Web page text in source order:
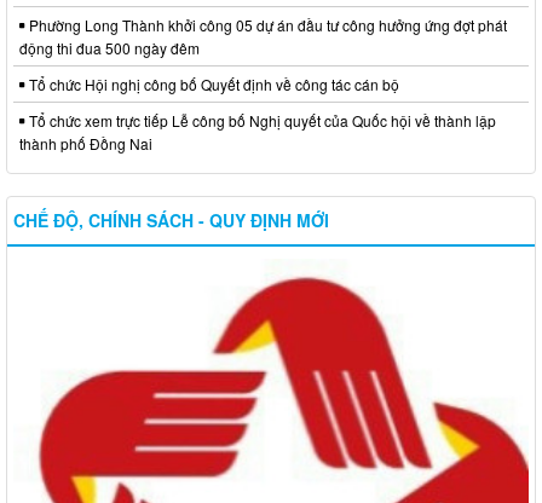
Phường Long Thành khởi công 05 dự án đầu tư công hưởng ứng đợt phát
động thi đua 500 ngày đêm
Tổ chức Hội nghị công bố Quyết định về công tác cán bộ
Tổ chức xem trực tiếp Lễ công bố Nghị quyết của Quốc hội về thành lập
thành phố Đồng Nai
CHẾ ĐỘ, CHÍNH SÁCH - QUY ĐỊNH MỚI